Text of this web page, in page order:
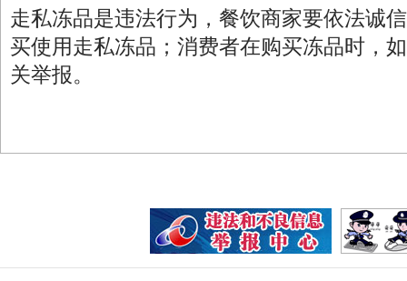
走私冻品是违法行为，餐饮商家要依法诚
买使用走私冻品；消费者在购买冻品时，
关举报。